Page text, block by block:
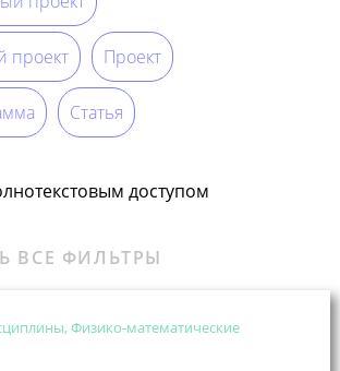
проект Проект
Статья
доступом
Физико-математические